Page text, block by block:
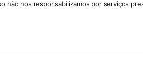
nos responsabilizamos por serviços